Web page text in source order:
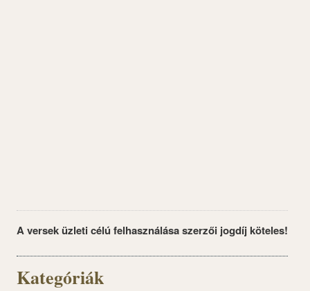
A versek üzleti célú felhasználása szerzői jogdíj köteles!
Kategóriák